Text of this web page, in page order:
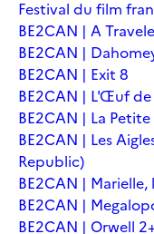
Festival du film
BE2CAN | A
BE2CAN |
BE2CAN | Exit 8
BE2CAN | L'Œuf de
BE2CAN | La
BE2CAN | Les
Republic)
BE2CAN |
BE2CAN |
BE2CAN | Orwell